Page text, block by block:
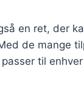
en ret, der
de mange
til